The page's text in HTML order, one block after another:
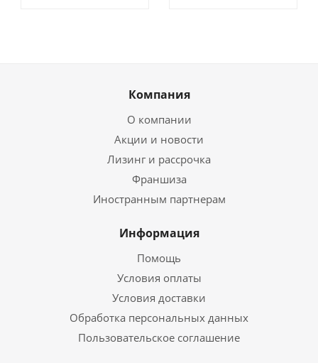
Компания
О компании
Акции и новости
Лизинг и рассрочка
Франшиза
Иностранным партнерам
Информация
Помощь
Условия оплаты
Условия доставки
Обработка персональных данных
Пользовательское соглашение